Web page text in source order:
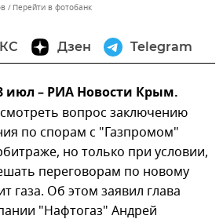
Перейти в фотобанк
Дзен Telegram
– РИА Новости Крым.
вопрос заключению
по спорам с "Газпромом"
но только при условии,
переговорам по новому
газа. Об этом заявил глава
"Нафтогаз" Андрей